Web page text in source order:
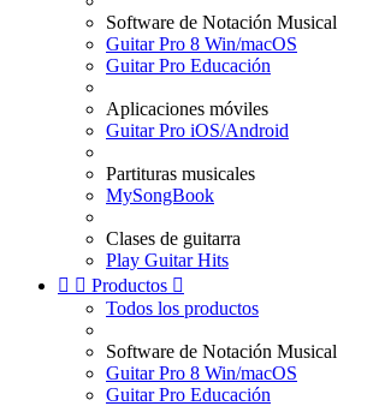
Software de Notación Musical
Guitar Pro 8 Win/macOS
Guitar Pro Educación
Aplicaciones móviles
Guitar Pro iOS/Android
Partituras musicales
MySongBook
Clases de guitarra
Play Guitar Hits
  Productos 
Todos los productos
Software de Notación Musical
Guitar Pro 8 Win/macOS
Guitar Pro Educación